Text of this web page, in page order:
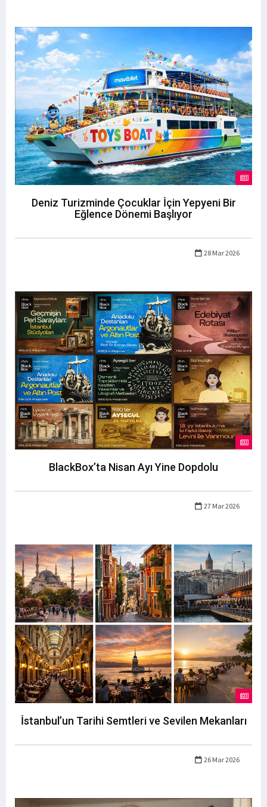
Deniz Turizminde Çocuklar İçin Yepyeni Bir
Eğlence Dönemi Başlıyor
28 Mar 2026
BlackBox’ta Nisan Ayı Yine Dopdolu
27 Mar 2026
İstanbul’un Tarihi Semtleri ve Sevilen Mekanları
26 Mar 2026